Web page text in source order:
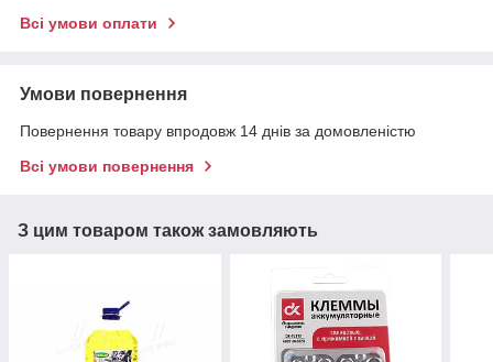
Всі умови оплати
Умови повернення
Повернення товару впродовж 14 днів за домовленістю
Всі умови повернення
З цим товаром також замовляють